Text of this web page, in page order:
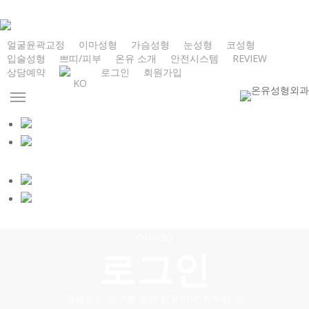
to
main
content
얼굴윤곽교정 이마성형 가슴성형 눈성형
코성형
입술성형
쁘띠/피부 온유 소개 안전시스템
REVIEW
상담예약
KO
로그인 회원가입
Menu